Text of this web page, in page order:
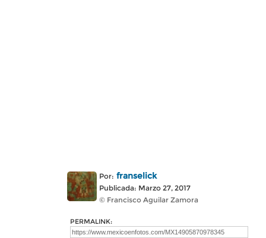
Por: franselick
Publicada: Marzo 27, 2017
© Francisco Aguilar Zamora
PERMALINK: